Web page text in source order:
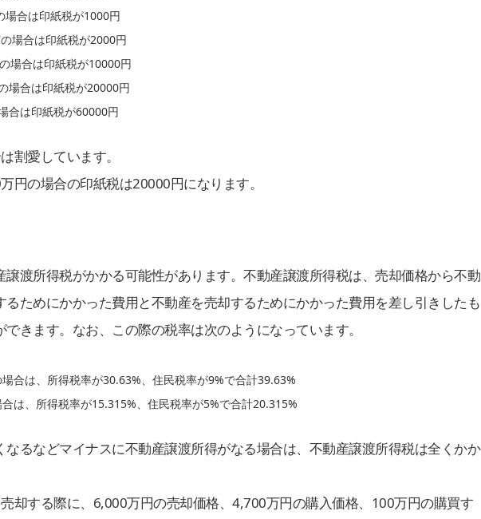
場合は印紙税が1000円
場合は印紙税が2000円
場合は印紙税が10000円
場合は印紙税が20000円
合は印紙税が60000円
割愛しています。
円の場合の印紙税は20000円になります。
渡所得税がかかる可能性があります。不動産譲渡所得税は、売却価格から不動
ためにかかった費用と不動産を売却するためにかかった費用を差し引きしたも
きます。なお、この際の税率は次のようになっています。
合は、所得税率が30.63%、住民税率が9%で合計39.63%
は、所得税率が15.315%、住民税率が5%で合計20.315%
るなどマイナスに不動産譲渡所得がなる場合は、不動産譲渡所得税は全くかか
却する際に、6,000万円の売却価格、4,700万円の購入価格、100万円の購買す